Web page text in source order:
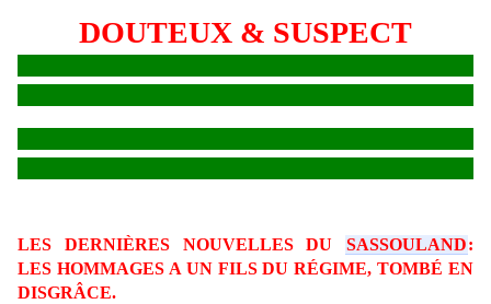
DOUTEUX & SUSPECT
LES DERNIÈRES NOUVELLES DU SASSOULAND:
LES HOMMAGES A UN FILS DU RÉGIME, TOMBÉ EN
DISGRÂCE.